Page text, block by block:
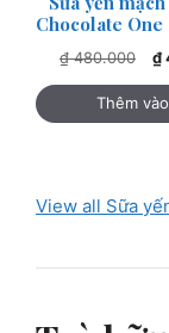
Chocolate One
₫480.000
là:
₫
₫
Thêm
View all Sữa